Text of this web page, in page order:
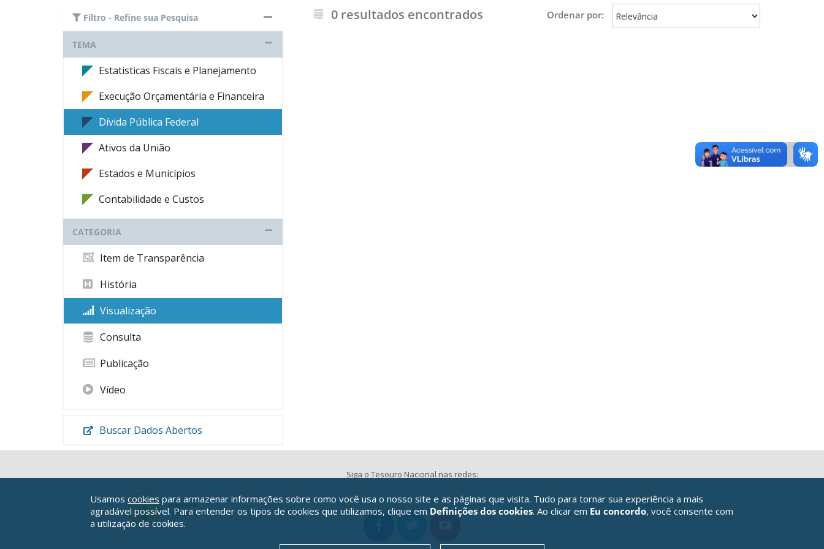
Filtro - Refine sua Pesquisa
TEMA
Estatisticas Fiscais e Planejamento
Execução Orçamentária e Financeira
Dívida Pública Federal
Ativos da União
Estados e Municípios
Contabilidade e Custos
CATEGORIA
Item de Transparência
História
Visualização
Consulta
Publicação
Vídeo
Buscar Dados Abertos
0 resultados encontrados Ordenar por:
Siga o Tesouro Nacional nas redes:
Usamos cookies para armazenar informações sobre como você usa o nosso site e as páginas que visita. Tudo para tornar sua experiência a mais
agradável possível. Para entender os tipos de cookies que utilizamos, clique em Definições dos cookies. Ao clicar em Eu concordo, você consente com
a utilização de cookies.